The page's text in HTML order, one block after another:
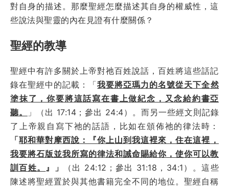
對自身的描述。那麼聖經怎麼描述其自身的權威性，這
些說法與聖靈的內在見證有什麼關係？
聖經的教導
聖經中有許多關於上帝對祂百姓說話，百姓將這些話記
錄在聖經中的記載：「我要將亞瑪力的名號從天下全然
塗抹了，你要將這話寫在書上做紀念，又念給約書亞
聽。
」（出 17:14；參出 24:4）。而另一些經文則記錄
了上帝親自寫下祂的話語，比如在頒佈祂的律法時：
「耶和華對摩西說：『你上山到我這裡來，住在這裡，
我要將石版並我所寫的律法和誡命賜給你，使你可以教
訓百姓。
』」
（出 24:12；參出 31:18，34:1）。這些
陳述將聖經置於與其他書籍完全不同的地位。聖經自稱